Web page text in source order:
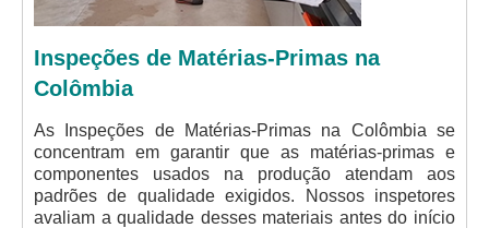
Inspeções de Matérias-Primas na
Colômbia
As Inspeções de Matérias-Primas na Colômbia se
concentram em garantir que as matérias-primas e
componentes usados na produção atendam aos
padrões de qualidade exigidos. Nossos inspetores
avaliam a qualidade desses materiais antes do início